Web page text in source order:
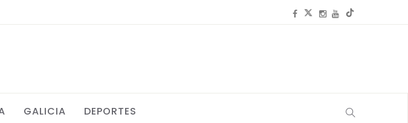
GALICIA DEPORTES